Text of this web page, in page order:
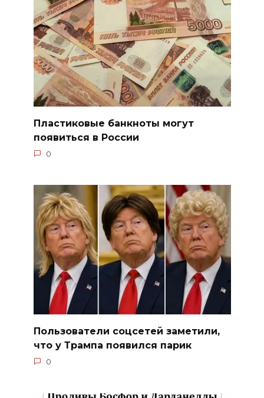
Пластиковые банкноты могут
появиться в России
0
Пользователи соцсетей заметили,
что у Трампа появился парик
0